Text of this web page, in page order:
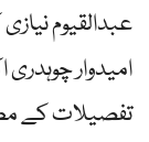
امیدوار چوہدری اکبر لطیف